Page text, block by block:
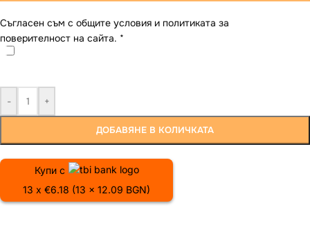
Съгласен съм с общите условия и политиката за
поверителност на сайта. *
- +
ДОБАВЯНЕ В КОЛИЧКАТА
Купи с
13 x €6.18 (13 x 12.09 BGN)